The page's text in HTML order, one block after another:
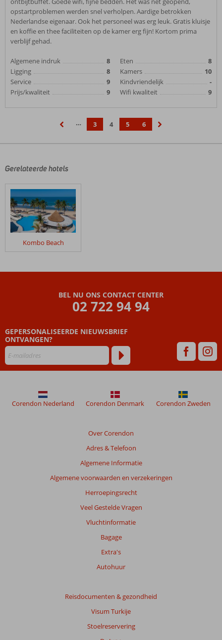
opstartproblemen werden snel verholpen. Aardige betrokken
Nederlandse eigenaar. Ook het personeel was erg leuk. Gratis kluisje
en koffie en thee faciliteiten op de kamer erg fijn! Kortom prima
verblijf gehad.
Algemene indruk
8
Ligging
8
Service
9
Prijs/kwaliteit
9
Eten
8
Kamers
10
Kindvriendelijk
-
Wifi kwaliteit
9
… 3 4 5
6
Gerelateerde hotels
Kombo Beach
BEL NU ONS CONTACT CENTER
02 722 94 94
GEPERSONALISEERDE NIEUWSBRIEF
ONTVANGEN?
Over Corendon
Adres & Telefoon
Algemene Informatie
Algemene voorwaarden en verzekeringen
Herroepingsrecht
Veel Gestelde Vragen
Vluchtinformatie
Bagage
Extra's
Autohuur
Reisdocumenten & gezondheid
Visum Turkije
Stoelreservering
Corendon Nederland Corendon Denmark Corendon Zweden